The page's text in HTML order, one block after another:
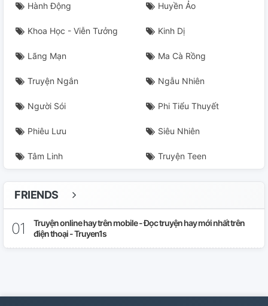
Hành Động Huyền Ảo
Khoa Học - Viễn Tưởng Kinh Dị
Lãng Mạn Ma Cà Rồng
Truyện Ngắn Ngẫu Nhiên
Người Sói Phi Tiểu Thuyết
Phiêu Lưu Siêu Nhiên
Tâm Linh Truyện Teen
FRIENDS
Truyện online hay trên mobile - Đọc truyện hay mới nhất trên
điện thoại - Truyen1s